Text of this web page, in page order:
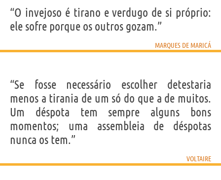
“O invejoso é tirano e verdugo de si próprio:
ele sofre porque os outros gozam.”
MARQUES DE MARICÁ
“Se fosse necessário escolher detestaria
menos a tirania de um só do que a de muitos.
Um déspota tem sempre alguns bons
momentos; uma assembleia de déspotas
nunca os tem.”
VOLTAIRE